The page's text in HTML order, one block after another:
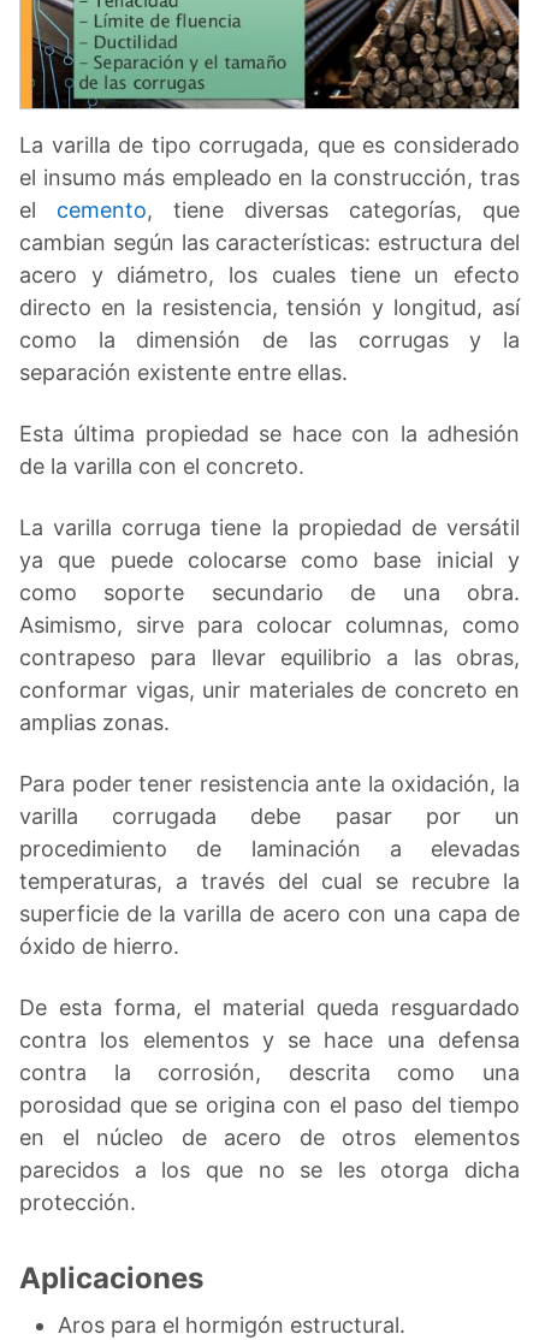
La varilla de tipo corrugada, que es considerado
el insumo más empleado en la construcción, tras
el cemento, tiene diversas categorías, que
cambian según las características: estructura del
acero y diámetro, los cuales tiene un efecto
directo en la resistencia, tensión y longitud, así
como la dimensión de las corrugas y la
separación existente entre ellas.
Esta última propiedad se hace con la adhesión
de la varilla con el concreto.
La varilla corruga tiene la propiedad de versátil
ya que puede colocarse como base inicial y
como soporte secundario de una obra.
Asimismo, sirve para colocar columnas, como
contrapeso para llevar equilibrio a las obras,
conformar vigas, unir materiales de concreto en
amplias zonas.
Para poder tener resistencia ante la oxidación, la
varilla corrugada debe pasar por un
procedimiento de laminación a elevadas
temperaturas, a través del cual se recubre la
superficie de la varilla de acero con una capa de
óxido de hierro.
De esta forma, el material queda resguardado
contra los elementos y se hace una defensa
contra la corrosión, descrita como una
porosidad que se origina con el paso del tiempo
en el núcleo de acero de otros elementos
parecidos a los que no se les otorga dicha
protección.
Aplicaciones
Aros para el hormigón estructural.